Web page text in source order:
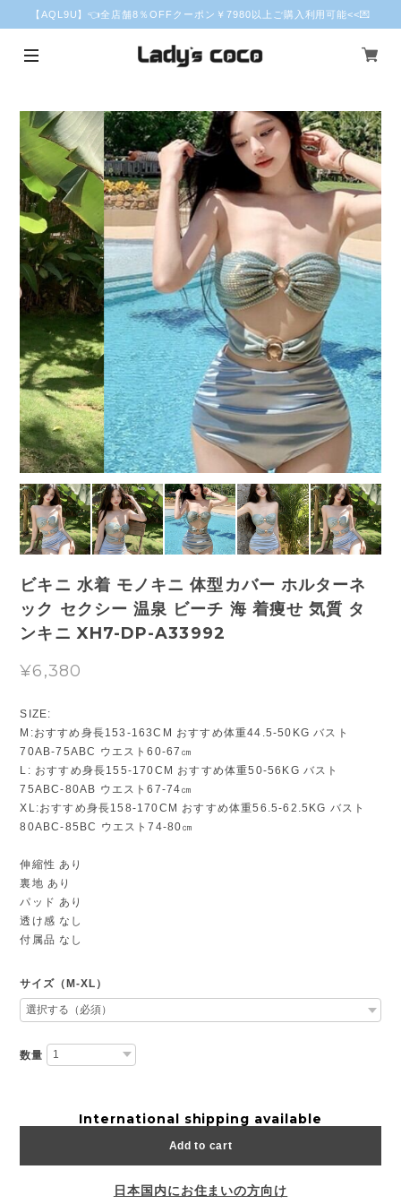
【AQL9U】👈全店舗8％OFFクーポン￥7980以上ご購入利用可能<<💌
ビキニ 水着 モノキニ 体型カバー ホルターネ
ック セクシー 温泉 ビーチ 海 着痩せ 気質 タ
ンキニ XH7-DP-A33992
¥6,380
SIZE:
M:おすすめ身長153-163CM おすすめ体重44.5-50KG バスト
70AB-75ABC ウエスト60-67㎝
L: おすすめ身長155-170CM おすすめ体重50-56KG バスト
75ABC-80AB ウエスト67-74㎝
XL:おすすめ身長158-170CM おすすめ体重56.5-62.5KG バスト
80ABC-85BC ウエスト74-80㎝
伸縮性 あり
裏地 あり
パッド あり
透け感 なし
付属品 なし
サイズ（M-XL）
数量
International shipping available
Add to cart
日本国内にお住まいの方向け